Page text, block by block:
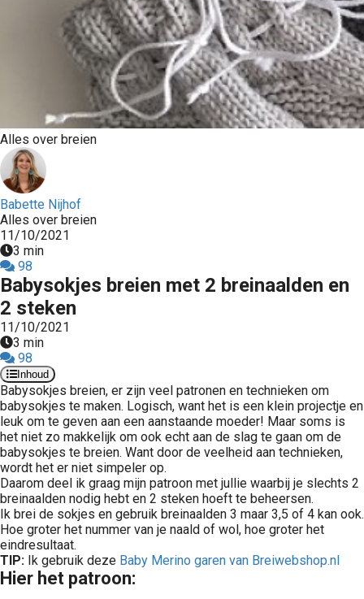
Alles over breien
Babette Nijhof
Alles over breien
11/10/2021
3 min
98
Babysokjes breien met 2 breinaalden en
2 steken
11/10/2021
3 min
98
Inhoud
Babysokjes breien, er zijn veel patronen en technieken om
babysokjes te maken. Logisch, want het is een klein projectje en
leuk om te geven aan een aanstaande moeder! Maar soms is
het niet zo makkelijk om ook echt aan de slag te gaan om de
babysokjes te breien. Want door de veelheid aan technieken,
wordt het er niet simpeler op.
Daarom deel ik graag mijn patroon met jullie waarbij je slechts 2
breinaalden nodig hebt en 2 steken hoeft te beheersen.
Ik brei de sokjes en gebruik breinaalden 3 maar 3,5 of 4 kan ook.
Hoe groter het nummer van je naald of wol, hoe groter het
eindresultaat.
TIP: Ik gebruik deze Baby Merino garen van Breiwebshop.nl
Hier het patroon: